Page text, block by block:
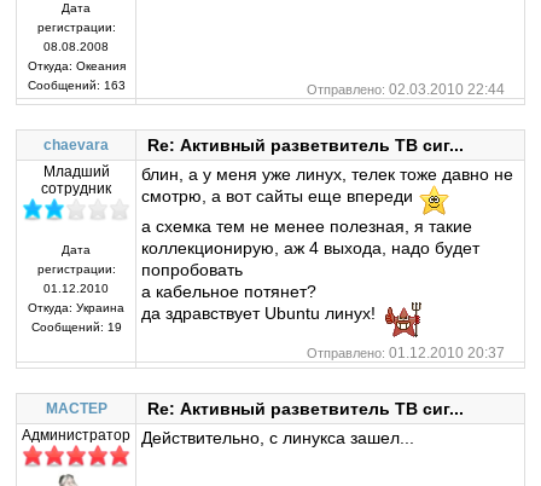
Дата
регистрации:
08.08.2008
Откуда: Океания
Сообщений: 163 Отправлено: 02.03.2010 22:44
chaevara Re: Активный разветвитель ТВ сиг...
Младший
сотрудник
Дата
регистрации:
01.12.2010
Откуда: Украина
Сообщений: 19
блин, а у меня уже линух, телек тоже давно не
смотрю, а вот сайты еще впереди
а схемка тем не менее полезная, я такие
коллекционирую, аж 4 выхода, надо будет
попробовать
а кабельное потянет?
да здравствует Ubuntu линух!
Отправлено: 01.12.2010 20:37
MACTEP Re: Активный разветвитель ТВ сиг...
Администратор Действительно, с линукса зашел...